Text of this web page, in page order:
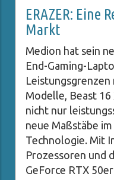
ERAZER: Eine
Markt
Medion hat sein
End-Gaming-
Modelle, Beast 16
nicht nur
neue Maßstäbe
Technologie. Mit
Prozessoren und
GeForce RTX